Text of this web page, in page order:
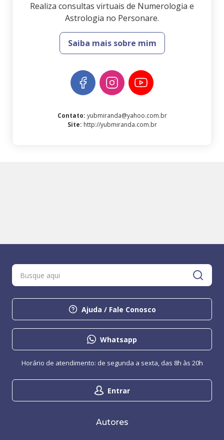
Realiza consultas virtuais de Numerologia e
Astrologia no Personare.
Saiba mais sobre mim
Contato: yubmiranda@yahoo.com.br
Site: http://yubmiranda.com.br
Ajuda / Fale Conosco
Whatsapp
Entrar
Horário de atendimento: de segunda a sexta, das 8h às 20h
Autores